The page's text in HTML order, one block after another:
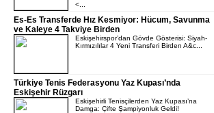
<...
Es-Es Transferde Hız Kesmiyor: Hücum, Savunma
ve Kaleye 4 Takviye Birden
Eskişehirspor’dan Gövde Gösterisi: Siyah-
Kırmızılılar 4 Yeni Transferi Birden A&c...
Türkiye Tenis Federasyonu Yaz Kupası’nda
Eskişehir Rüzgarı
Eskişehirli Tenisçilerden Yaz Kupası’na
Damga: Çifte Şampiyonluk Geldi!